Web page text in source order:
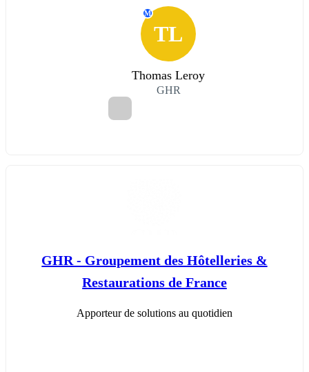
TL
M
Thomas Leroy
GHR
GHR - Groupement des Hôtelleries &
Restaurations de France
Apporteur de solutions au quotidien